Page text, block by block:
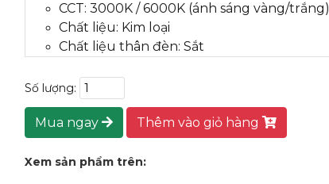
CCT: 3000K / 6000K (ánh sáng vàng/trắng)
Chất liệu: Kim loại
Chất liệu thân đèn: Sắt
Công suất: 6-10W
Cấp độ bảo vệ: IP65
Nguồn điện: AC
Số lượng đèn: 1 bóng
Chứng nhận: CCC / RoHS / ce
Số lượng:
Mua ngay Thêm vào giỏ hàng
Xem sản phẩm trên: